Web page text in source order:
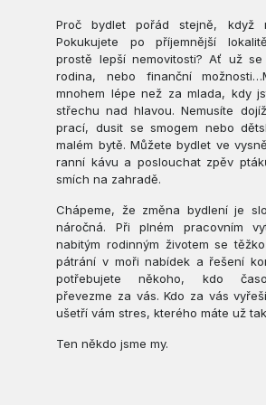
Proč bydlet pořád stejně, když
Pokukujete po příjemnější
prostě lepší nemovitosti? Ať už se
rodina, nebo finanční
mnohem lépe než za mlada, kdy
střechu nad hlavou. Nemusíte
prací, dusit se smogem nebo
malém bytě. Můžete bydlet ve
ranní kávu a poslouchat zpěv
smích na zahradě.
Chápeme, že změna bydlení je
náročná. Při plném pracovním
nabitým rodinným životem se
pátrání v moři nabídek a řešení
potřebujete někoho, kdo
převezme za vás. Kdo za vás
ušetří vám stres, kterého máte už
Ten někdo jsme my.